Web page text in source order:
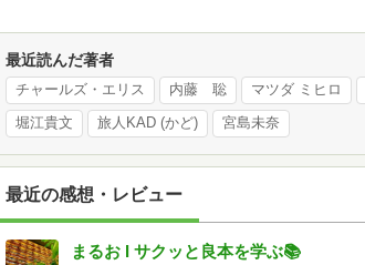
最近読んだ著者
チャールズ・エリス 内藤 聡 マツダ ミヒロ
堀江貴文 旅人KAD (かど) 宮島未奈
最近の感想・レビュー
まるお I サクッと良本を学ぶ📚